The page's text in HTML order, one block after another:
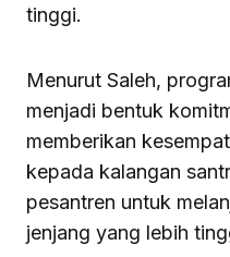
tinggi.
Menurut Saleh,
menjadi bentuk
memberikan
kepada kalangan
pesantren untuk
jenjang yang lebih